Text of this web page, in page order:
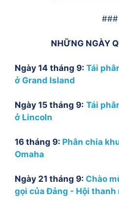
###
NHỮNG NGÀY
Ngày 14 tháng 9: Tái
ở Grand Island
Ngày 15 tháng 9: Tái
ở Lincoln
16 tháng 9: Phân chia
Omaha
Ngày 21 tháng 9: Chào
gọi của Đảng - Hội thanh